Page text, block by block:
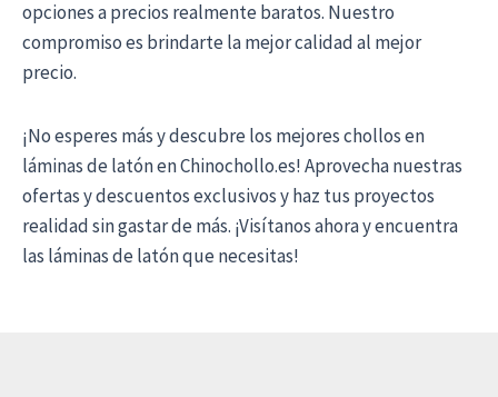
opciones a precios realmente baratos. Nuestro
compromiso es brindarte la mejor calidad al mejor
precio.
¡No esperes más y descubre los mejores chollos en
láminas de latón en Chinochollo.es! Aprovecha nuestras
ofertas y descuentos exclusivos y haz tus proyectos
realidad sin gastar de más. ¡Visítanos ahora y encuentra
las láminas de latón que necesitas!